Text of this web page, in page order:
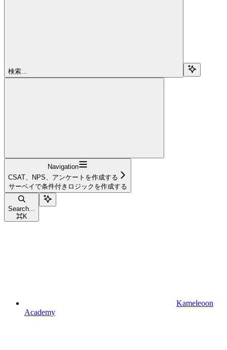
検索...
Navigation
CSAT、NPS、アンケートを作成する
サーベイで条件付きロジックを作成する
Search...
⌘K
Kameleoon
Academy